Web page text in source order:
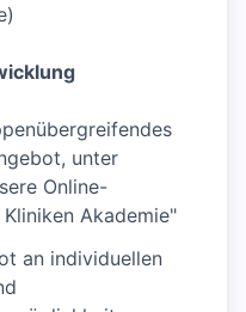
unter
Online-
Akademie"
an individuellen